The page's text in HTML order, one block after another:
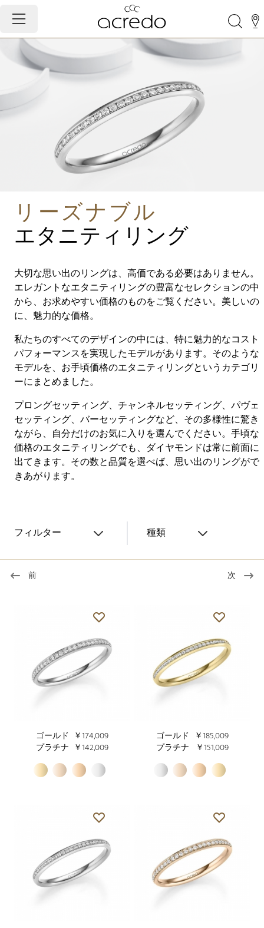
リーズナブル
エタニティリング
大切な思い出のリングは、高価である必要はありません。
エレガントなエタニティリングの豊富なセレクションの中
から、お求めやすい価格のものをご覧ください。美しいの
に、魅力的な価格。
私たちのすべてのデザインの中には、特に魅力的なコスト
パフォーマンスを実現したモデルがあります。そのような
モデルを、お手頃価格のエタニティリングというカテゴリ
ーにまとめました。
プロングセッティング、チャンネルセッティング、パヴェ
セッティング、バーセッティングなど、その多様性に驚き
ながら、自分だけのお気に入りを選んでください。手頃な
価格のエタニティリングでも、ダイヤモンドは常に前面に
出てきます。その数と品質を選べば、思い出のリングがで
きあがります。
フィルター 種類
前 次
ゴールド ￥174,009
プラチナ ￥142,009
ゴールド
￥185,009
プラチナ
￥151,009